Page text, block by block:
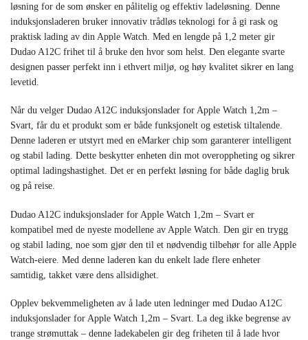
løsning for de som ønsker en pålitelig og effektiv ladeløsning. Denne
induksjonsladeren bruker innovativ trådløs teknologi for å gi rask og
praktisk lading av din Apple Watch. Med en lengde på 1,2 meter gir
Dudao A12C frihet til å bruke den hvor som helst. Den elegante svarte
designen passer perfekt inn i ethvert miljø, og høy kvalitet sikrer en lang
levetid.
Når du velger Dudao A12C induksjonslader for Apple Watch 1,2m –
Svart, får du et produkt som er både funksjonelt og estetisk tiltalende.
Denne laderen er utstyrt med en eMarker chip som garanterer intelligent
og stabil lading. Dette beskytter enheten din mot overoppheting og sikrer
optimal ladingshastighet. Det er en perfekt løsning for både daglig bruk
og på reise.
Dudao A12C induksjonslader for Apple Watch 1,2m – Svart er
kompatibel med de nyeste modellene av Apple Watch. Den gir en trygg
og stabil lading, noe som gjør den til et nødvendig tilbehør for alle Apple
Watch-eiere. Med denne laderen kan du enkelt lade flere enheter
samtidig, takket være dens allsidighet.
Opplev bekvemmeligheten av å lade uten ledninger med Dudao A12C
induksjonslader for Apple Watch 1,2m – Svart. La deg ikke begrense av
trange strømuttak – denne ladekabelen gir deg friheten til å lade hvor